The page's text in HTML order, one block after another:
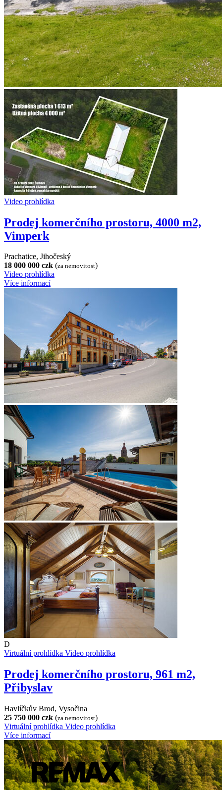
Video prohlídka
Prodej komerčního prostoru, 4000 m2,
Vimperk
Prachatice, Jihočeský
18 000 000 czk (za nemovitost)
Video prohlídka
Více informací
D
Virtuální prohlídka Video prohlídka
Prodej komerčního prostoru, 961 m2,
Přibyslav
Havlíčkův Brod, Vysočina
25 750 000 czk (za nemovitost)
Virtuální prohlídka Video prohlídka
Více informací